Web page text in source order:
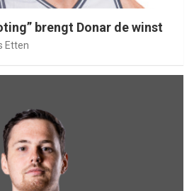
brengt Donar de winst
Etten